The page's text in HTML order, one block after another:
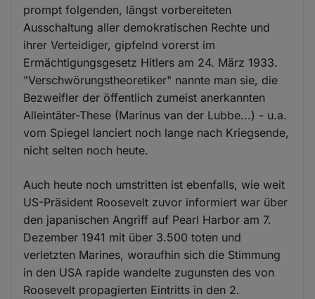
prompt folgenden, längst vorbereiteten
Ausschaltung aller demokratischen Rechte und
ihrer Verteidiger, gipfelnd vorerst im
Ermächtigungsgesetz Hitlers am 24. März 1933.
"Verschwörungstheoretiker" nannte man sie, die
Bezweifler der öffentlich zumeist anerkannten
Alleintäter-These (Marinus van der Lubbe...) - u.a.
vom Spiegel lanciert noch lange nach Kriegsende,
nicht selten noch heute.
Auch heute noch umstritten ist ebenfalls, wie weit
US-Präsident Roosevelt zuvor informiert war über
den japanischen Angriff auf Pearl Harbor am 7.
Dezember 1941 mit über 3.500 toten und
verletzten Marines, woraufhin sich die Stimmung
in den USA rapide wandelte zugunsten des von
Roosevelt propagierten Eintritts in den 2.